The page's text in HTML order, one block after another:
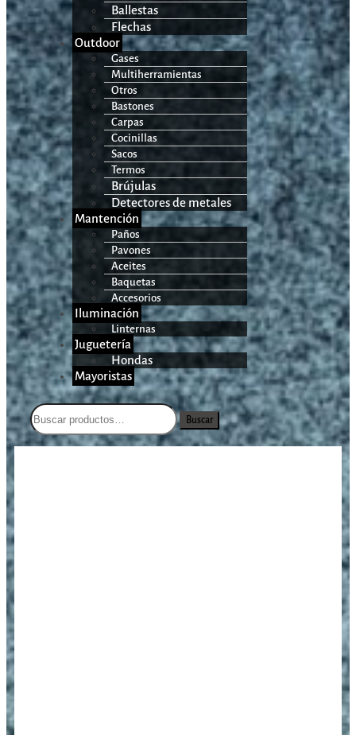
Ballestas
Flechas
Outdoor
Gases
Multiherramientas
Otros
Bastones
Carpas
Cocinillas
Sacos
Termos
Brújulas
Detectores de metales
Mantención
Paños
Pavones
Aceites
Baquetas
Accesorios
Iluminación
Linternas
Juguetería
Hondas
Mayoristas
Buscar